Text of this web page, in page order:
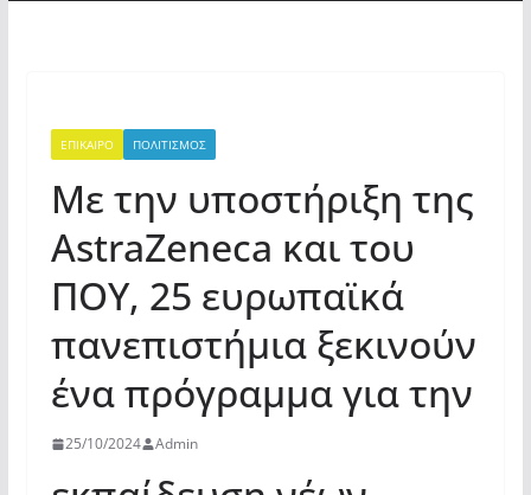
ΕΠΙΚΑΙΡΟ ΠΟΛΙΤΙΣΜΟΣ
Με την υποστήριξη της
AstraZeneca και του
ΠΟΥ, 25 ευρωπαϊκά
πανεπιστήμια ξεκινούν
ένα πρόγραμμα για την
25/10/2024 Admin